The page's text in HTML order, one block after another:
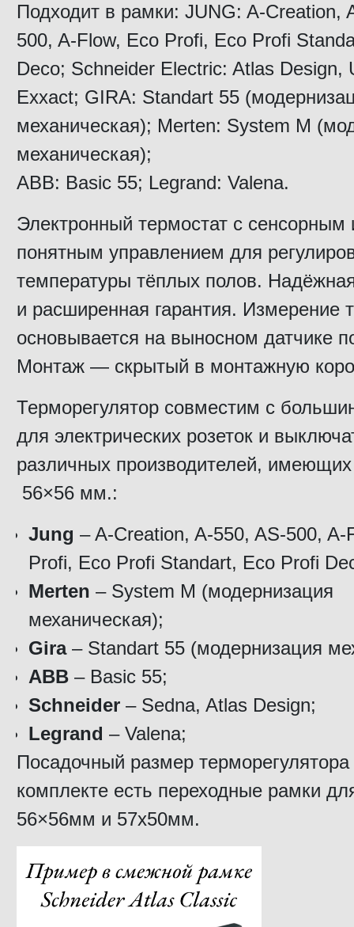
Подходит в рамки: JUNG: A-Creation,
500, A-Flow, Eco Profi, Eco Profi
Deco; Schneider Electric: Atlas Design,
Exxact; GIRA: Standart 55
механическая); Merten: System M
механическая);
ABB: Basic 55; Legrand: Valena.
Электронный термостат с сенсорным
понятным управлением для
температуры тёплых полов.
и расширенная гарантия. Измерение
основывается на выносном датчике
Монтаж — скрытый в монтажную
Терморегулятор совместим с
для электрических розеток и
различных производителей,
56×56 мм.:
Jung – A-Creation, A-550, AS-500, A-
Profi, Eco Profi Standart, Eco Profi
Merten – System M (модернизация
механическая);
Gira– Standart 55 (модернизация
ABB – Basic 55;
Schneider – Sedna, Atlas Design;
Legrand – Valena;
Посадочный размер
комплекте есть переходные рамки
56×56мм и 57х50мм.